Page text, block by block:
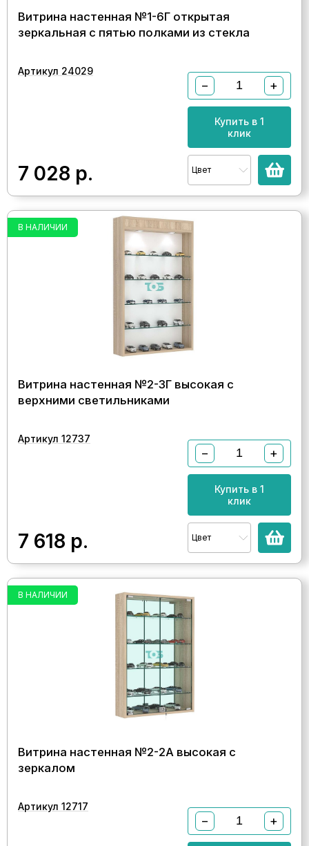
Витрина настенная №1-6Г открытая
зеркальная с пятью полками из стекла
Артикул 24029
7 028 р.
− +
Купить в 1
клик
Цвет
В НАЛИЧИИ
Витрина настенная №2-3Г высокая с
верхними светильниками
Артикул 12737
7 618 р.
− +
Купить в 1
клик
Цвет
В НАЛИЧИИ
Витрина настенная №2-2А высокая с
зеркалом
Артикул 12717
− +